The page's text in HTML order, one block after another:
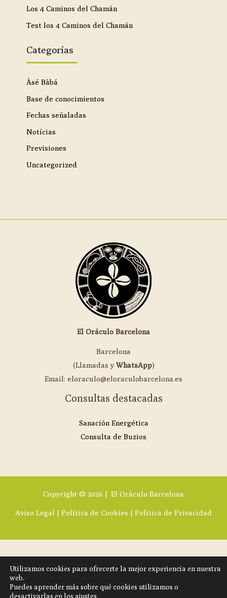
Los 4 Caminos del Chamán
Test los 4 Caminos del Chamán
Categorías
Àsé Bàbá
Base de conocimientos
Fechas señaladas
Notícias
Previsiones
Uncategorized
El Oráculo Barcelona
Barcelona
(Llamadas y WhatsApp)
Email: eloraculo@eloraculobarcelona.es
Consultas destacadas
Sanación Energética
Consulta de Buzios
Copyright © 2026 | El Oráculo Barcelona
Aviso Legal | Política de Cookies | Política de Privacidad
Utilizamos cookies para ofrecerte la mejor experiencia en nuestra
web.
Puedes aprender más sobre qué cookies utilizamos o
desactivarlas en los ajustes.